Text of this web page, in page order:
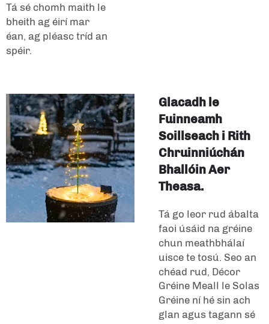
Tá sé chomh maith le
bheith ag éirí mar
éan, ag pléasc tríd an
spéir.
Glacadh le
Fuinneamh
Soillseach i Rith
Chruinniúchán
Bhallóin Aer
Theasa.
Tá go leor rud ábalta
faoi úsáid na gréine
chun meathbhálaí
uisce te tosú. Seo an
chéad rud, Décor
Gréine Meall le Solas
Gréine ní hé sin ach
glan agus tagann sé